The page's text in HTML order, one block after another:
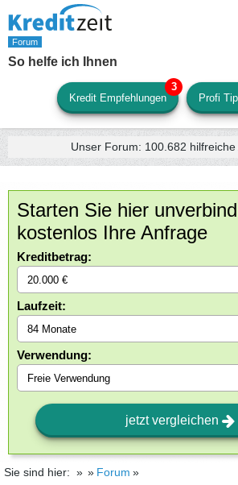
So helfe ich Ihnen
Kredit Empfehlungen Profi
Unser Forum: 100.682
Starten Sie hier
kostenlos Ihre Anfrage
Kreditbetrag:
Laufzeit:
Verwendung:
jetzt vergleichen
Sie sind hier: Forum